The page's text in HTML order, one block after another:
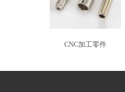
CNC加工零件